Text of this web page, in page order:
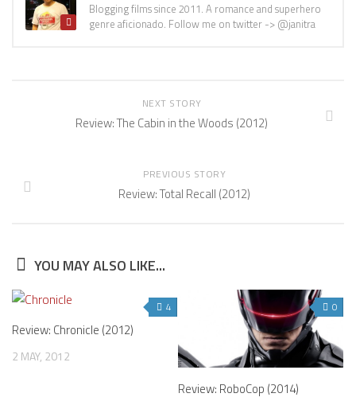
Blogging films since 2011. A romance and superhero
genre aficionado. Follow me on twitter -> @janitra
NEXT STORY
Review: The Cabin in the Woods (2012)
PREVIOUS STORY
Review: Total Recall (2012)
YOU MAY ALSO LIKE...
4
Review: Chronicle (2012)
2 MAY, 2012
0
Review: RoboCop (2014)